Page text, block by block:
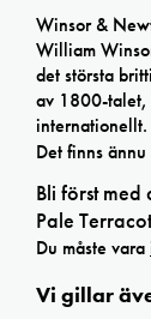
Winsor &
William
det största
av 1800-talet,
internationellt.
Det finns
Bli först
Pale
Du måste vara
Vi gillar